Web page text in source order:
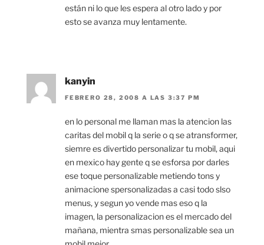
están ni lo que les espera al otro lado y por
esto se avanza muy lentamente.
kanyin
FEBRERO 28, 2008 A LAS 3:37 PM
en lo personal me llaman mas la atencion las
caritas del mobil q la serie o q se atransformer,
siemre es divertido personalizar tu mobil, aqui
en mexico hay gente q se esforsa por darles
ese toque personalizable metiendo tons y
animacione spersonalizadas a casi todo slso
menus, y segun yo vende mas eso q la
imagen, la personalizacion es el mercado del
mañana, mientra smas personalizable sea un